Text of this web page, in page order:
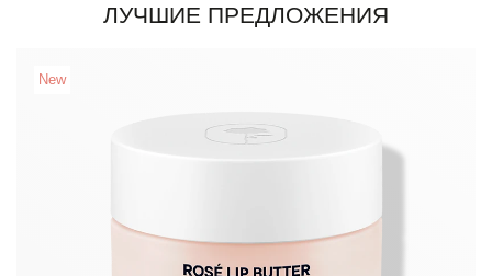
ЛУЧШИЕ ПРЕДЛОЖЕНИЯ
New